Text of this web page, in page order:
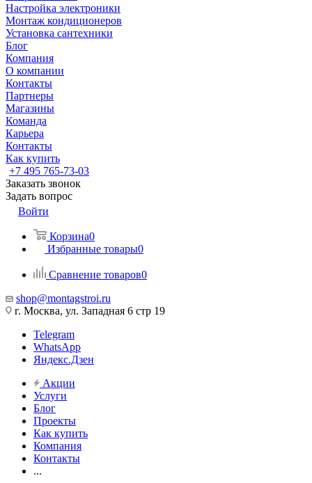
Настройка электроники
Монтаж кондиционеров
Установка сантехники
Блог
Компания
О компании
Контакты
Партнеры
Магазины
Команда
Карьера
Контакты
Как купить
+7 495 765-73-03
Заказать звонок
Задать вопрос
Войти
Корзина0
Избранные товары0
Сравнение товаров0
shop@montagstroi.ru
г. Москва, ул. Западная 6 стр 19
Telegram
WhatsApp
Яндекс.Дзен
Акции
Услуги
Блог
Проекты
Как купить
Компания
Контакты
...